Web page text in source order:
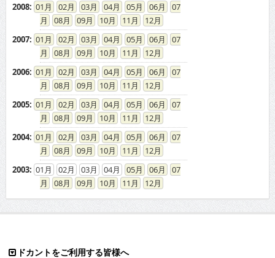
2008: 01 02 03 04 05 06
07
08
09 10 11
12
2007: 01 02 03 04 05 06
07
08
09 10 11
12
2006: 01 02 03 04 05 06
07
08
09 10 11
12
2005: 01 02 03 04 05 06
07
08
09 10 11
12
2004: 01 02 03 04 05 06
07
08
09 10 11
12
2003: 01 02 03 04 05 06
07
08
09 10 11 12
ドカントをご利用する皆様へ